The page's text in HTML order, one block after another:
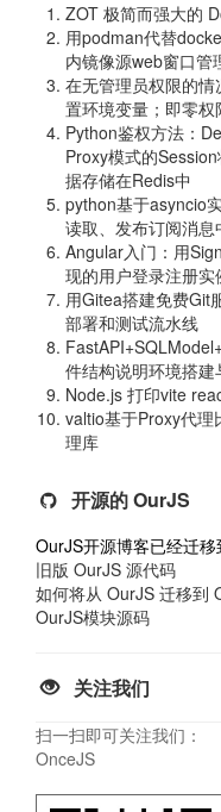
ZOT 极简而强大的
用podman代替
内镜像源web窗口管
在无管理员权限的
置环境变量；即零
Python鉴权方法：
Proxy模式的
据存储在Redis中
python基于asyncio
读取、发布订阅消息
Angular入门：用
现的用户登录注册实
用Gitea搭建免费Git
部署和测试流水线
件结构说明环境搭
Node.js 打印vite
valtio基于Proxy代
理库
开源的 OurJS
OurJS开源博客已经迁移
旧版 OurJS 源代码
如何将从 OurJS 迁移到
OurJS模块源码
关注我们
扫一扫即可关注我们：
OnceJS